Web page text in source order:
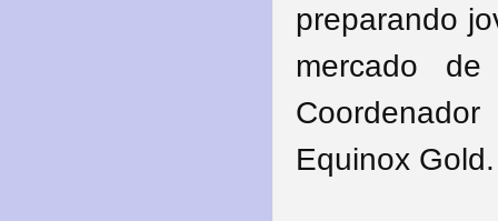
preparando
mercado de
Equinox Gold.